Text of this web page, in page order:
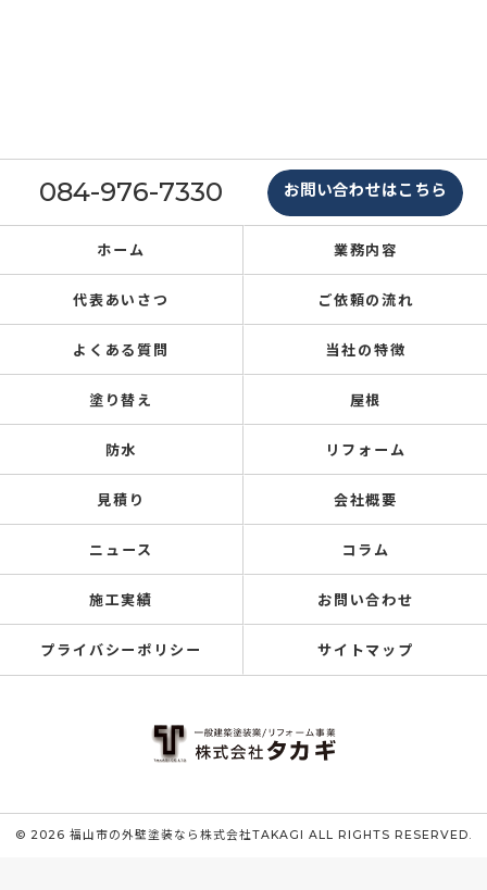
084-976-7330 お問い合わせはこちら
ホーム 業務内容
代表あいさつ ご依頼の流れ
よくある質問 当社の特徴
塗り替え 屋根
防水 リフォーム
見積り 会社概要
ニュース コラム
施工実績 お問い合わせ
プライバシーポリシー サイトマップ
© 2026 福山市の外壁塗装なら株式会社TAKAGI ALL RIGHTS RESERVED.